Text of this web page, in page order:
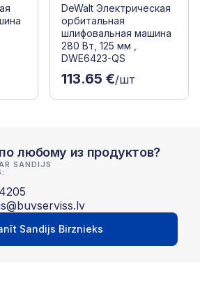
DeWalt Электрическая
орбитальная
шлифовальная машина
280 Вт, 125 мм ,
DWE6423-QS
113.65 €/шт
любому из продуктов?
SANDIJS
Sandijs Birznieks